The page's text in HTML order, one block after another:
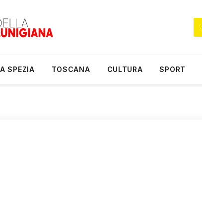
SPEZIA TOSCANA CULTURA SPORT